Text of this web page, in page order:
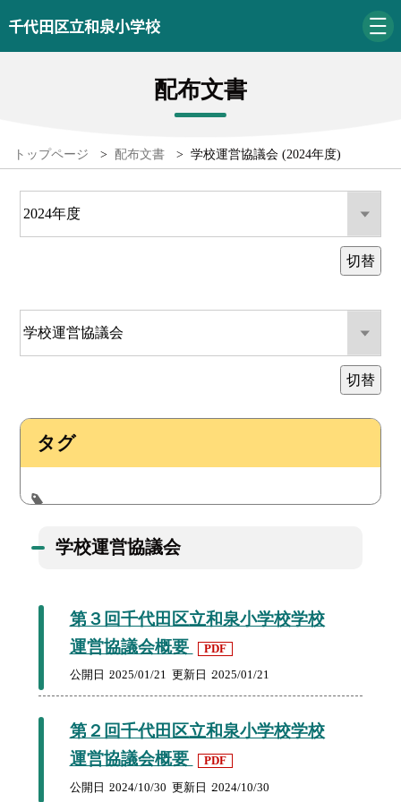
千代田区立和泉小学校
配布文書
トップページ > 配布文書 > 学校運営協議会 (2024年度)
切替
切替
タグ
学校運営協議会
第３回千代田区立和泉小学校学校
運営協議会概要
PDF
公開日 2025/01/21 更新日 2025/01/21
第２回千代田区立和泉小学校学校
運営協議会概要
PDF
公開日 2024/10/30 更新日 2024/10/30